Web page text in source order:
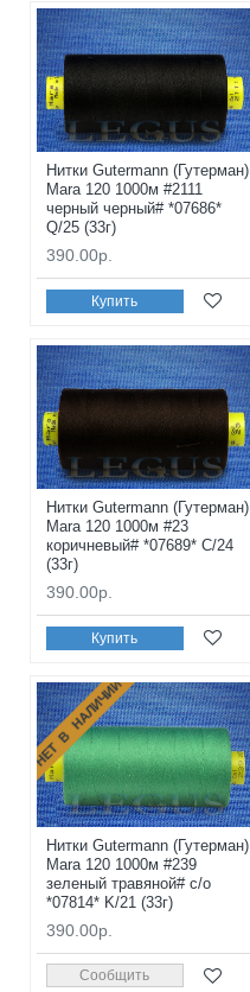
Нитки Gutermann (Гутерман)
Mara 120 1000м #2111
черный черный# *07686*
Q/25 (33г)
390.00р.
Купить
Нитки Gutermann (Гутерман)
Mara 120 1000м #23
коричневый# *07689* C/24
(33г)
390.00р.
Купить
НЕТ В НАЛИЧИИ
Нитки Gutermann (Гутерман)
Mara 120 1000м #239
зеленый травяной# с/о
*07814* K/21 (33г)
390.00р.
Сообщить